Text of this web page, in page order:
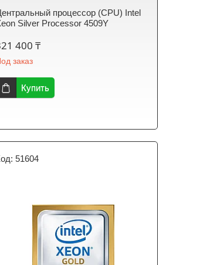
процессор (CPU) Intel
Silver Processor 4509Y
400 ₸
заказ
Купить
51604